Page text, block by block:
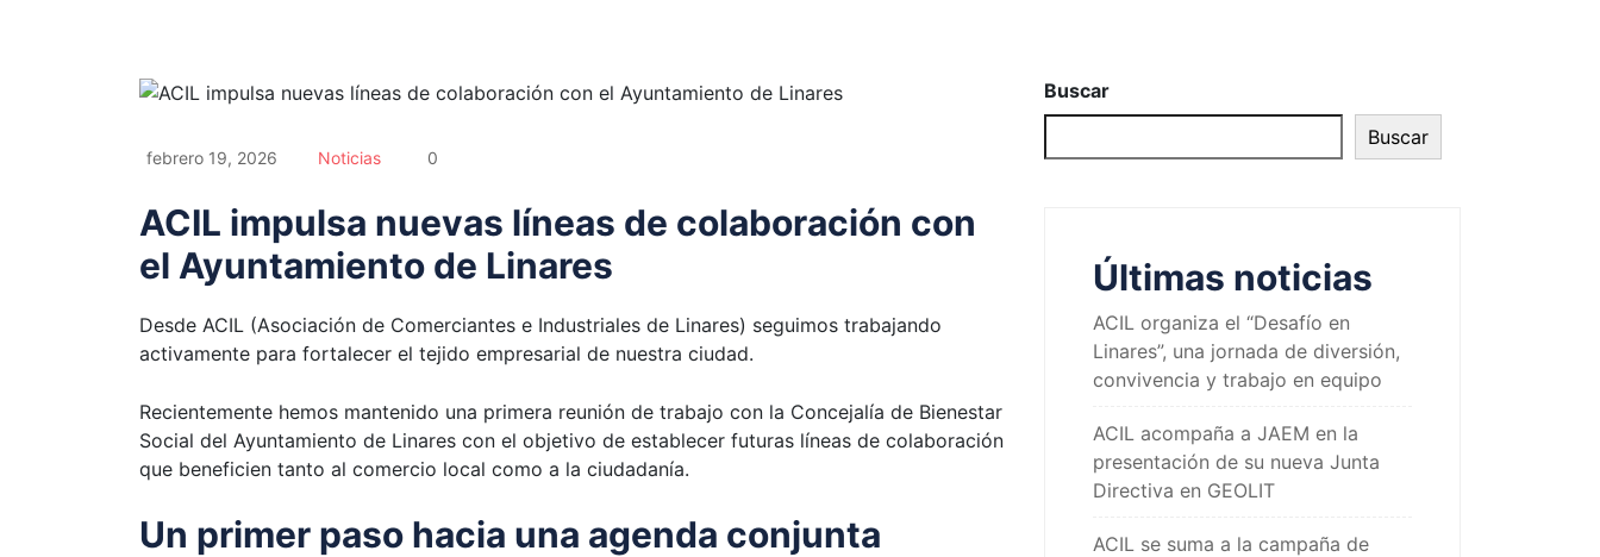
febrero 19, 2026 Noticias 0
ACIL impulsa nuevas líneas de colaboración con
el Ayuntamiento de Linares
Desde ACIL (Asociación de Comerciantes e Industriales de Linares) seguimos trabajando
activamente para fortalecer el tejido empresarial de nuestra ciudad.
Recientemente hemos mantenido una primera reunión de trabajo con la Concejalía de Bienestar
Social del Ayuntamiento de Linares con el objetivo de establecer futuras líneas de colaboración
que beneficien tanto al comercio local como a la ciudadanía.
Un primer paso hacia una agenda conjunta
Buscar
Buscar
Últimas noticias
ACIL organiza el “Desafío en
Linares”, una jornada de diversión,
convivencia y trabajo en equipo
ACIL acompaña a JAEM en la
presentación de su nueva Junta
Directiva en GEOLIT
ACIL se suma a la campaña de